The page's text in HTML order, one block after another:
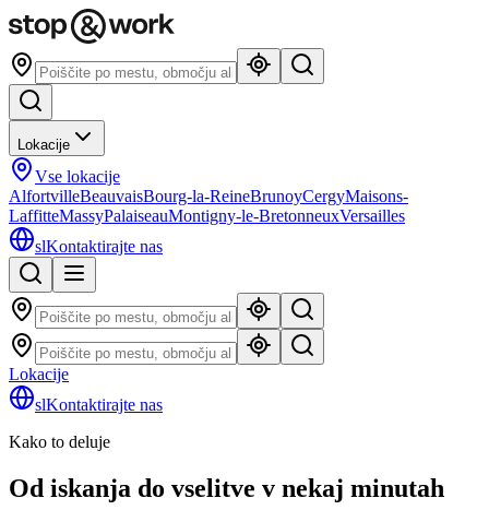
Lokacije
Vse lokacije
AlfortvilleBeauvaisBourg-la-ReineBrunoyCergyMaisons-
LaffitteMassyPalaiseauMontigny-le-BretonneuxVersailles
slKontaktirajte nas
Lokacije
slKontaktirajte nas
Kako to deluje
Od iskanja do vselitve v nekaj minutah